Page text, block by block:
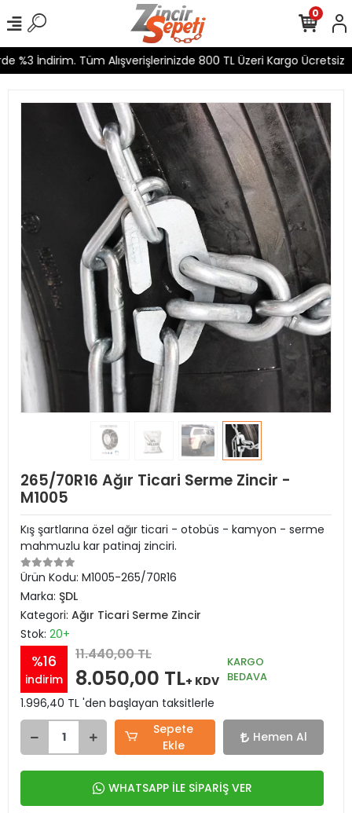
İndirim. Tüm Alışverişlerinizde 800 TL Üzeri Kargo Ücretsiz
0
265/70R16 Ağır Ticari Serme Zincir -
M1005
Kış şartlarına özel ağır ticari - otobüs - kamyon - serme
mahmuzlu kar patinaj zinciri.
Ürün Kodu: M1005-265/70R16
Marka: ŞDL
Kategori: Ağır Ticari Serme Zincir
Stok: 20+
%16
indirim
11.440,00 TL
8.050,00 TL+ KDV
KARGO
BEDAVA
1.996,40 TL 'den başlayan taksitlerle
Sepete
Ekle
Hemen Al
WHATSAPP İLE SİPARİŞ VER